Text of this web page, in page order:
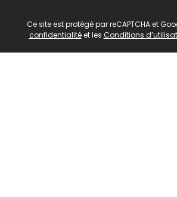
Ce site est protégé par reCAPTCHA et
confidentialitéet les Conditions